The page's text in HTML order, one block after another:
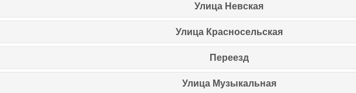
Улица Невская
Улица Красносельская
Переезд
Улица Музыкальная